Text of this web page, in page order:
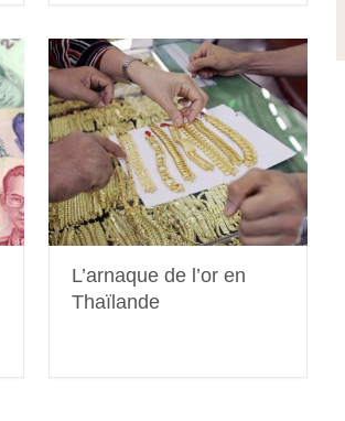
L’arnaque de l’or en
Thaïlande